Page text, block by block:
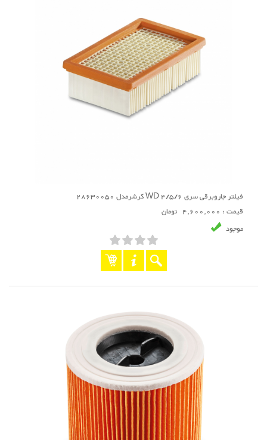
فیلتر جاروبرقی سری WD 4/5/6 کرشرمدل 28630050
قیمت : 4,600,000 تومان
موجود